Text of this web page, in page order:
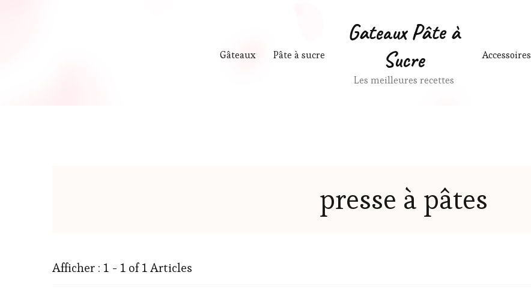
Gâteaux Pâte à sucre Accessoires
Gateaux Pâte à
Sucre
Les meilleures recettes
presse à pâtes
Afficher : 1 - 1 of 1 Articles